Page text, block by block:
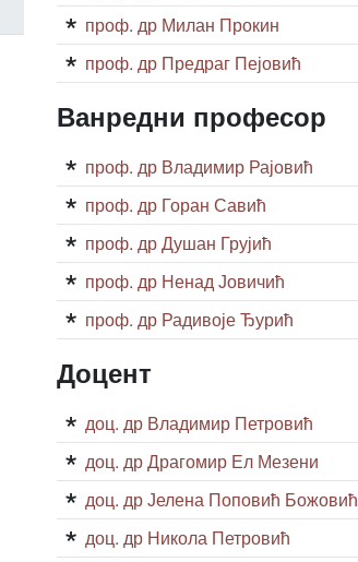
проф. др Милан Прокин
проф. др Предраг Пејовић
Ванредни професор
проф. др Владимир Рајовић
проф. др Горан Савић
проф. др Душан Грујић
проф. др Ненад Јовичић
проф. др Радивоје Ђурић
Доцент
доц. др Владимир Петровић
доц. др Драгомир Ел Мезени
доц. др Јелена Поповић Божовић
доц. др Никола Петровић